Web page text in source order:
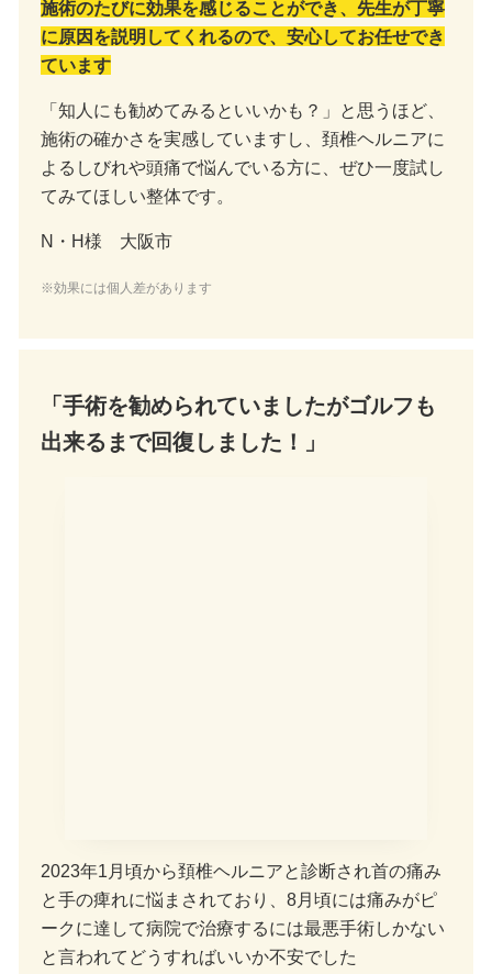
施術のたびに効果を感じることができ、先生が丁寧
に原因を説明してくれるので、安心してお任せでき
ています
「知人にも勧めてみるといいかも？」と思うほど、
施術の確かさを実感していますし、頚椎ヘルニアに
よるしびれや頭痛で悩んでいる方に、ぜひ一度試し
てみてほしい整体です。
N・H様 大阪市
※効果には個人差があります
「手術を勧められていましたがゴルフも
出来るまで回復しました！」
2023年1月頃から頚椎ヘルニアと診断され首の痛み
と手の痺れに悩まされており、8月頃には痛みがピ
ークに達して病院で治療するには最悪手術しかない
と言われてどうすればいいか不安でした